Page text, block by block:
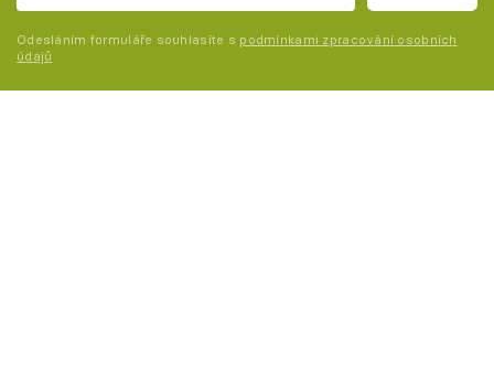
Odesláním formuláře souhlasíte s podmínkami zpracování osobních
údajů